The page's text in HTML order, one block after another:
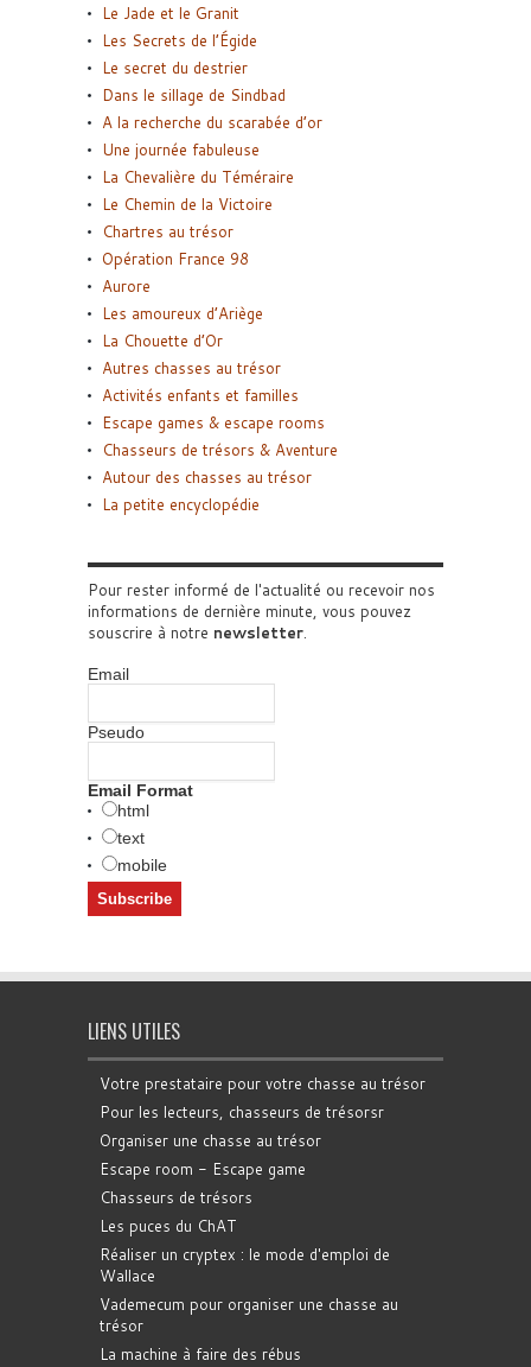
Le Jade et le Granit
Les Secrets de l’Égide
Le secret du destrier
Dans le sillage de Sindbad
A la recherche du scarabée d’or
Une journée fabuleuse
La Chevalière du Téméraire
Le Chemin de la Victoire
Chartres au trésor
Opération France 98
Aurore
Les amoureux d’Ariège
La Chouette d’Or
Autres chasses au trésor
Activités enfants et familles
Escape games & escape rooms
Chasseurs de trésors & Aventure
Autour des chasses au trésor
La petite encyclopédie
Pour rester informé de l'actualité ou recevoir nos
informations de dernière minute, vous pouvez
souscrire à notre newsletter.
Email
Pseudo
Email Format
html
text
mobile
LIENS UTILES
Votre prestataire pour votre chasse au trésor
Pour les lecteurs, chasseurs de trésorsr
Organiser une chasse au trésor
Escape room - Escape game
Chasseurs de trésors
Les puces du ChAT
Réaliser un cryptex : le mode d'emploi de
Wallace
Vademecum pour organiser une chasse au
trésor
La machine à faire des rébus